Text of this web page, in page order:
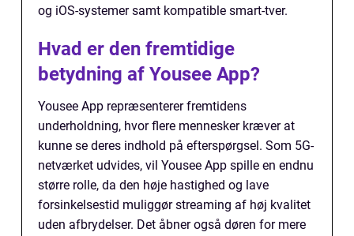
og iOS-systemer samt kompatible smart-tver.
Hvad er den fremtidige
betydning af Yousee App?
Yousee App repræsenterer fremtidens
underholdning, hvor flere mennesker kræver at
kunne se deres indhold på efterspørgsel. Som 5G-
netværket udvides, vil Yousee App spille en endnu
større rolle, da den høje hastighed og lave
forsinkelsestid muliggør streaming af høj kvalitet
uden afbrydelser. Det åbner også døren for mere